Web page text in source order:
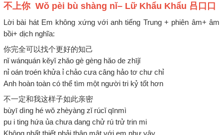
不上你 Wǒ pèi bù shàng nǐ– Lữ Khẩu Khẩu 吕口口
Lời bài hát Em không xứng với anh tiếng Trung + phiên âm+ âm
bồi+ dịch nghĩa:
你完全可以找个更好的知己
nǐ wánquán kěyǐ zhǎo gè gèng hǎo de zhījǐ
nỉ oán troén khửa ỉ chảo cưa câng hảo tơ chư chỉ
Anh hoàn toàn có thể tìm một người tri kỷ tốt hơn
不一定和我这样子如此亲密
bùyī dìng hé wǒ zhèyàng zǐ rúcǐ qīnmì
pu i ting hứa ủa chưa dang chử rú trử trin mi
Không nhất thiết phải thân mật với em như vậy